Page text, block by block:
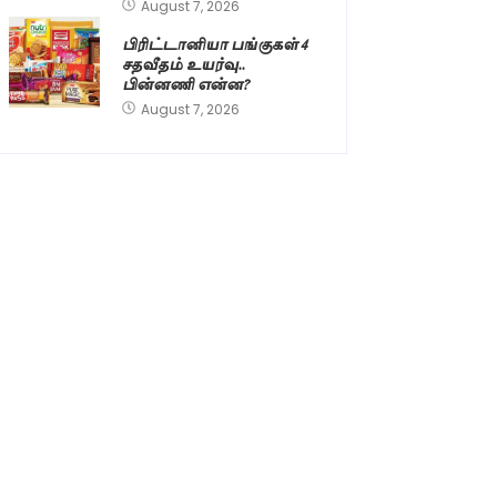
August 7, 2026
பிரிட்டானியா பங்குகள் 4
சதவீதம் உயர்வு..
பின்னணி என்ன?
August 7, 2026